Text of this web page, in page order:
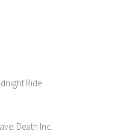
Ride
Death Inc.